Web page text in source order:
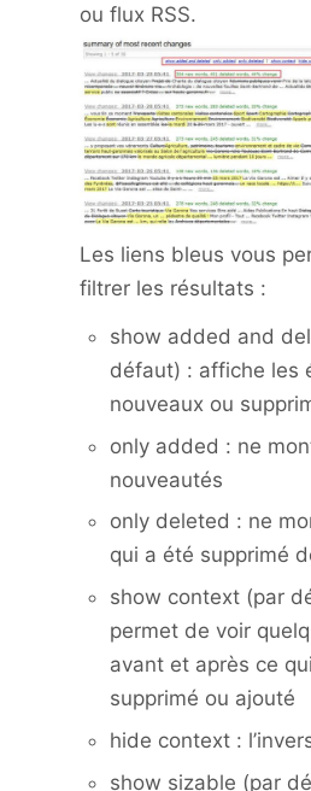
ou flux RSS.
Les liens bleus vous
filtrer les résultats :
show added and
défaut) : affiche les
nouveaux ou
only added : ne
nouveautés
only deleted : ne
qui a été supprimé
show context (par
permet de voir
avant et après ce
supprimé ou ajouté
hide context :
show sizable (par